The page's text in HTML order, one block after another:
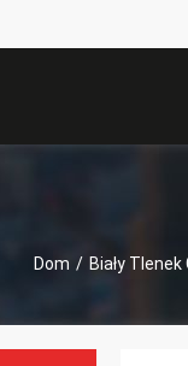
Dom / Biały Tlenek